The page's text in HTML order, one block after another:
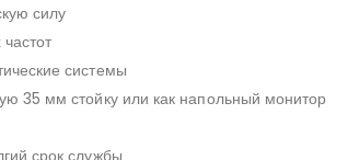
силу
системы
35 мм стойку или как напольный монитор
срок службы